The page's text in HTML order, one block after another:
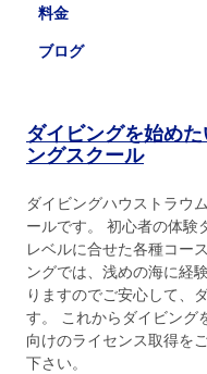
料金
ブログ
ダイビングを始め
ングスクール
ダイビングハウストラウ
ールです。 初心者の体験
レベルに合せた各種コー
ングでは、浅めの海に経
りますのでご安心して、
す。 これからダイビング
向けのライセンス取得を
下さい。